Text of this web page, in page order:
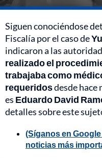
Siguen conociéndose
Fiscalía por el caso de
indicaron a las
realizado el
trabajaba como
requeridosdesde hace
es Eduardo David
detalles sobre este
(Síganos en
noticias más